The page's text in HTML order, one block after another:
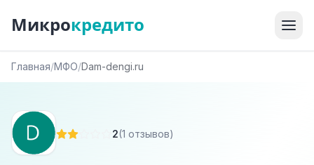
Микрокредито
Главная/МФО/Dam-dengi.ru
2(1 отзывов)